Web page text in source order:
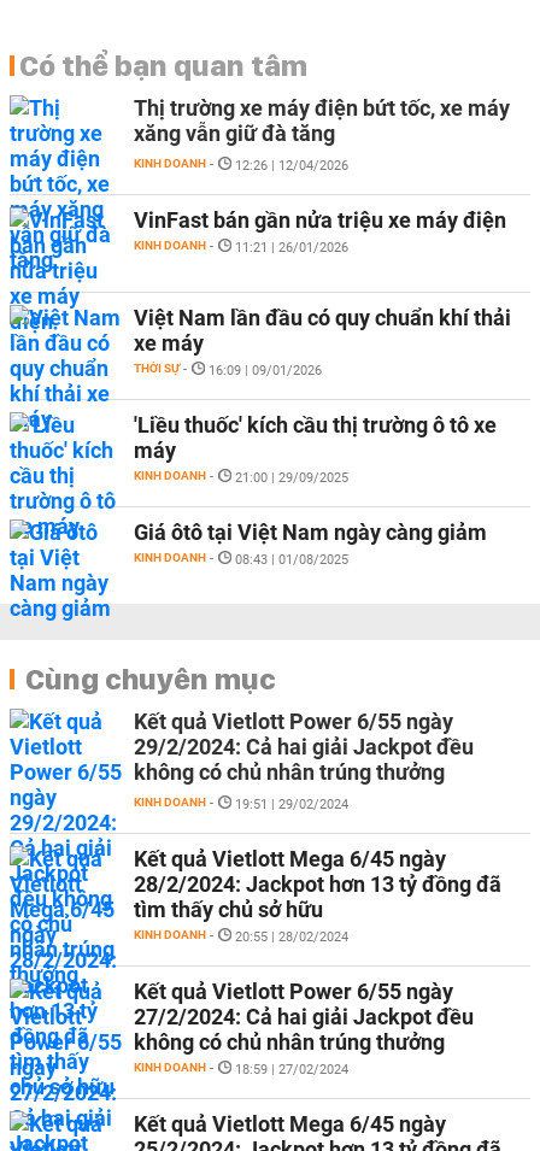
Có thể bạn quan tâm
Thị trường xe máy điện bứt tốc, xe máy
xăng vẫn giữ đà tăng
KINH DOANH - 12:26 | 12/04/2026
VinFast bán gần nửa triệu xe máy điện
KINH DOANH - 11:21 | 26/01/2026
Việt Nam lần đầu có quy chuẩn khí thải
xe máy
THỜI SỰ - 16:09 | 09/01/2026
'Liều thuốc' kích cầu thị trường ô tô xe
máy
KINH DOANH - 21:00 | 29/09/2025
Giá ôtô tại Việt Nam ngày càng giảm
KINH DOANH - 08:43 | 01/08/2025
Cùng chuyên mục
Kết quả Vietlott Power 6/55 ngày
29/2/2024: Cả hai giải Jackpot đều
không có chủ nhân trúng thưởng
KINH DOANH - 19:51 | 29/02/2024
Kết quả Vietlott Mega 6/45 ngày
28/2/2024: Jackpot hơn 13 tỷ đồng đã
tìm thấy chủ sở hữu
KINH DOANH - 20:55 | 28/02/2024
Kết quả Vietlott Power 6/55 ngày
27/2/2024: Cả hai giải Jackpot đều
không có chủ nhân trúng thưởng
KINH DOANH - 18:59 | 27/02/2024
Kết quả Vietlott Mega 6/45 ngày